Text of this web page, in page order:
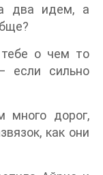
два идем, а
о чем то
если сильно
много дорог,
как они